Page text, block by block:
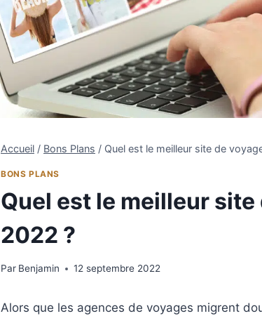
Accueil / Bons Plans / Quel est le meilleur site de
BONS PLANS
Quel est le meilleur
2022 ?
Par Benjamin 12 septembre 2022
Alors que les agences de voyages migrent